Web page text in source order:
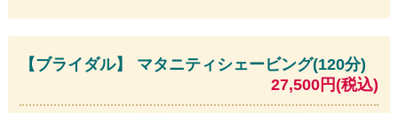
【ブライダル】 マタニティシェービング(120分)
27,500円(税込)